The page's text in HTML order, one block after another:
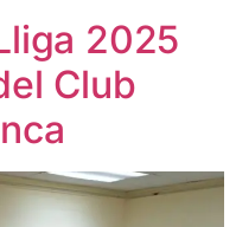
2025
Club